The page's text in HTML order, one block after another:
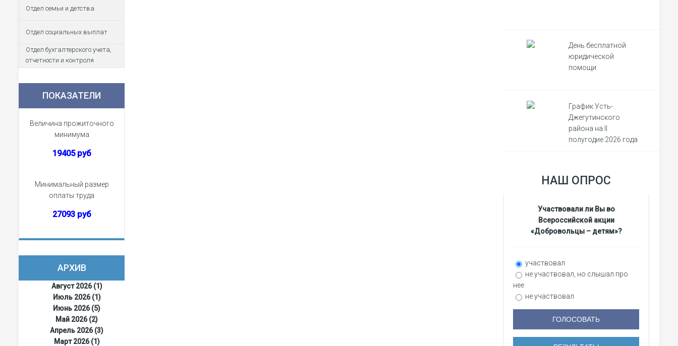
Отдел семьи и детства
Отдел социальных выплат
Отдел бухгалтерского учета,
отчетности и контроля
ПОКАЗАТЕЛИ
Величина прожиточного
минимума
19405 руб
Минимальный размер
оплаты труда
27093 руб
АРХИВ
Август 2026 (1)
Июль 2026 (1)
Июнь 2026 (5)
Май 2026 (2)
Апрель 2026 (3)
Март 2026 (1)
День бесплатной
юридической
помощи
График Усть-
Джегутинского
района на II
полугодие 2026 года
НАШ ОПРОС
Участвовали ли Вы во
Всероссийской акции
«Добровольцы – детям»?
участвовал
не участвовал, но слышал про
нее
не участвовал